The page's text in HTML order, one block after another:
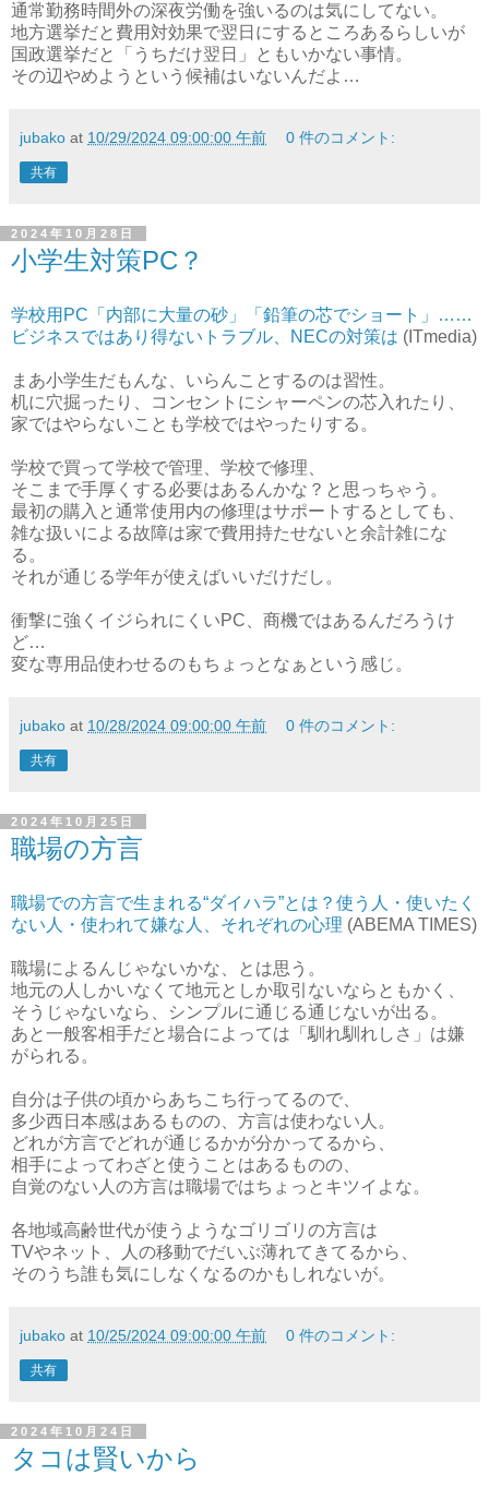
通常勤務時間外の深夜労働を強いるのは気にしてない。
地方選挙だと費用対効果で翌日にするところあるらしいが
国政選挙だと「うちだけ翌日」ともいかない事情。
その辺やめようという候補はいないんだよ…
jubako at 10/29/2024 09:00:00 午前 0 件のコメント:
共有
2024年10月28日
小学生対策PC？
学校用PC「内部に大量の砂」「鉛筆の芯でショート」……
ビジネスではあり得ないトラブル、NECの対策は (ITmedia)
まあ小学生だもんな、いらんことするのは習性。
机に穴掘ったり、コンセントにシャーペンの芯入れたり、
家ではやらないことも学校ではやったりする。
学校で買って学校で管理、学校で修理、
そこまで手厚くする必要はあるんかな？と思っちゃう。
最初の購入と通常使用内の修理はサポートするとしても、
雑な扱いによる故障は家で費用持たせないと余計雑にな
る。
それが通じる学年が使えばいいだけだし。
衝撃に強くイジられにくいPC、商機ではあるんだろうけ
ど…
変な専用品使わせるのもちょっとなぁという感じ。
jubako at 10/28/2024 09:00:00 午前 0 件のコメント:
共有
2024年10月25日
職場の方言
職場での方言で生まれる“ダイハラ”とは？使う人・使いたく
ない人・使われて嫌な人、それぞれの心理 (ABEMA TIMES)
職場によるんじゃないかな、とは思う。
地元の人しかいなくて地元としか取引ないならともかく、
そうじゃないなら、シンプルに通じる通じないが出る。
あと一般客相手だと場合によっては「馴れ馴れしさ」は嫌
がられる。
自分は子供の頃からあちこち行ってるので、
多少西日本感はあるものの、方言は使わない人。
どれが方言でどれが通じるかが分かってるから、
相手によってわざと使うことはあるものの、
自覚のない人の方言は職場ではちょっとキツイよな。
各地域高齢世代が使うようなゴリゴリの方言は
TVやネット、人の移動でだいぶ薄れてきてるから、
そのうち誰も気にしなくなるのかもしれないが。
jubako at 10/25/2024 09:00:00 午前 0 件のコメント:
共有
2024年10月24日
タコは賢いから